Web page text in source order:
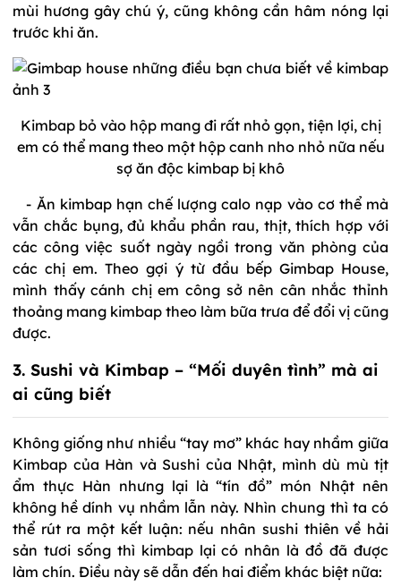
mùi hương gây chú ý, cũng không cần hâm nóng lại
trước khi ăn.
Kimbap bỏ vào hộp mang đi rất nhỏ gọn, tiện lợi, chị
em có thể mang theo một hộp canh nho nhỏ nữa nếu
sợ ăn độc kimbap bị khô
- Ăn kimbap hạn chế lượng calo nạp vào cơ thể mà
vẫn chắc bụng, đủ khẩu phần rau, thịt, thích hợp với
các công việc suốt ngày ngồi trong văn phòng của
các chị em. Theo gợi ý từ đầu bếp Gimbap House,
mình thấy cánh chị em công sở nên cân nhắc thỉnh
thoảng mang kimbap theo làm bữa trưa để đổi vị cũng
được.
3. Sushi và Kimbap – “Mối duyên tình” mà ai
ai cũng biết
Không giống như nhiều “tay mơ” khác hay nhầm giữa
Kimbap của Hàn và Sushi của Nhật, mình dù mù tịt
ẩm thực Hàn nhưng lại là “tín đồ” món Nhật nên
không hề dính vụ nhầm lẫn này. Nhìn chung thì ta có
thể rút ra một kết luận: nếu nhân sushi thiên về hải
sản tươi sống thì kimbap lại có nhân là đồ đã được
làm chín. Điều này sẽ dẫn đến hai điểm khác biệt nữa: